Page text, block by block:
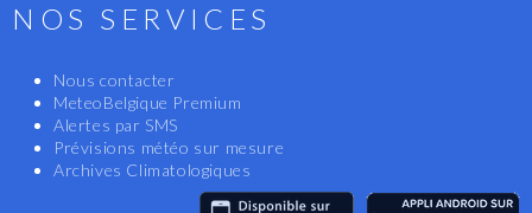
NOS SERVICES
Nous contacter
MeteoBelgique Premium
Alertes par SMS
Prévisions météo sur mesure
Archives Climatologiques